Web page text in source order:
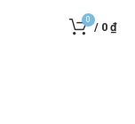
0
/ 0 ₫